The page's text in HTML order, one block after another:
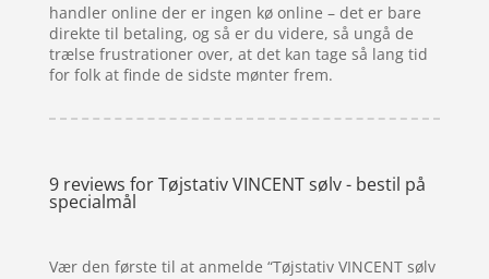
handler online der er ingen kø online – det er bare
direkte til betaling, og så er du videre, så ungå de
trælse frustrationer over, at det kan tage så lang tid
for folk at finde de sidste mønter frem.
9 reviews forTøjstativ VINCENT sølv - bestil på
specialmål
Vær den første til at anmelde “Tøjstativ VINCENT sølv